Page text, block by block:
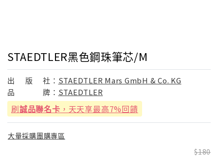
STAEDTLER黑色鋼珠筆芯/M
出 版 社： STAEDTLER Mars GmbH & Co. KG
品
牌： STAEDTLER
刷誠品聯名卡 ，天天享最高7%回饋
大量採購團購專區
180